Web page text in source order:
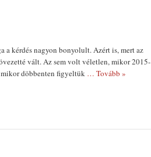
a kérdés nagyon bonyolult. Azért is, mert az
vált. Az sem volt véletlen, mikor 2015-
döbbenten figyeltük … Tovább »